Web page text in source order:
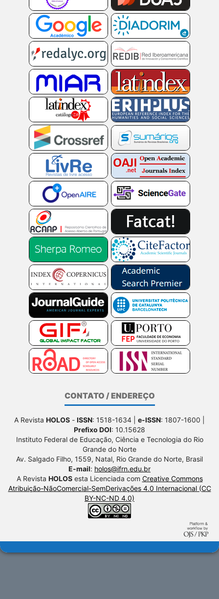
CONTATO / ENDEREÇO
A Revista HOLOS - ISSN: 1518-1634 | e-ISSN: 1807-1600 |
Prefixo DOI: 10.15628
Instituto Federal de Educação, Ciência e Tecnologia do Rio
Grande do Norte
Av. Salgado Filho, 1559, Natal, Rio Grande do Norte, Brasil
E-mail: holos@ifrn.edu.br
A Revista HOLOSesta Licenciada com Creative Commons
Atribuição-NãoComercial-SemDerivações 4.0 Internacional (CC
BY-NC-ND 4.0)